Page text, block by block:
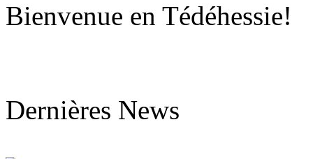
Bienvenue en Tédéhessie!
Dernières News